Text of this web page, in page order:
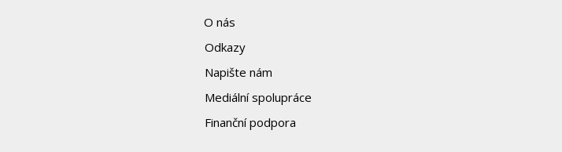
O nás
Odkazy
Napište nám
Mediální spolupráce
Finanční podpora